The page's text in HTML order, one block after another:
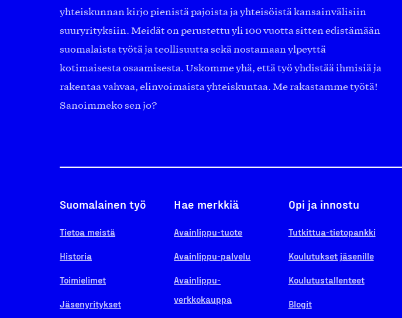
yhteiskunnan kirjo pienistä pajoista ja yhteisöistä kansainvälisiin
suuryrityksiin. Meidät on perustettu yli 100 vuotta sitten edistämään
suomalaista työtä ja teollisuutta sekä nostamaan ylpeyttä
kotimaisesta osaamisesta. Uskomme yhä, että työ yhdistää ihmisiä ja
rakentaa vahvaa, elinvoimaista yhteiskuntaa. Me rakastamme työtä!
Sanoimmeko sen jo?
Suomalainen työ
Tietoa meistä
Historia
Toimielimet
Jäsenyritykset
Hae merkkiä
Avainlippu-tuote
Avainlippu-palvelu
Avainlippu-
verkkokauppa
Opi ja innostu
Tutkittua-tietopankki
Koulutukset jäsenille
Koulutustallenteet
Blogit